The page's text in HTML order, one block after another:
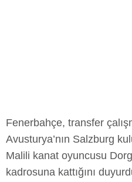
Fenerbahçe, transfer
Avusturya’nın Salzburg
Malili kanat oyuncusu
kadrosuna kattığını